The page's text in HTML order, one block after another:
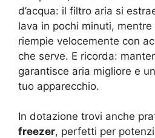
d’acqua: il filtro aria si
lava in pochi minuti,
riempie velocemente con
che serve. E ricorda:
garantisce aria migliore e
tuo apparecchio.
In dotazione trovi anche
freezer, perfetti per